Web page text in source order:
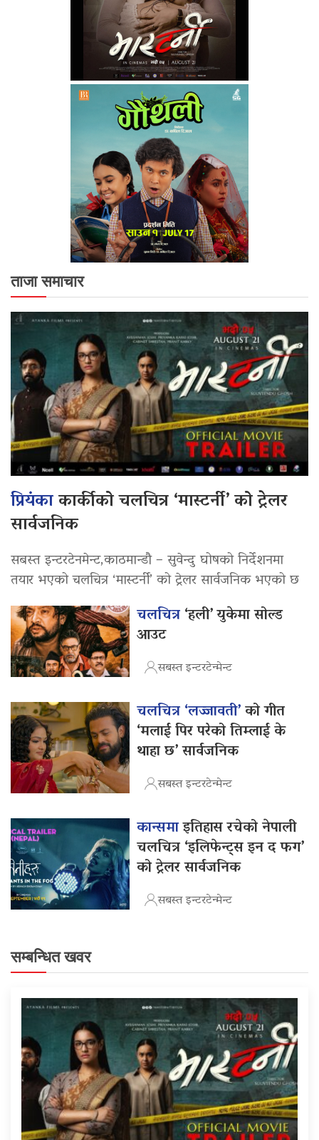
ताजा समाचार
प्रियंकाकार्कीको चलचित्र ‘मास्टर्नी’ को ट्रेलर
सार्वजनिक
सबस्त इन्टरटेनमेन्ट,काठमान्डौ – सुवेन्दु घोषको निर्देशनमा
तयार भएको चलचित्र ‘मास्टर्नी’ को ट्रेलर सार्वजनिक भएको छ
चलचित्र‘हली’ युकेमा सोल्ड
आउट
सबस्त इन्टरटेन्मेन्ट
चलचित्र ‘लज्जावती’को गीत
‘मलाई पिर परेको तिम्लाई के
थाहा छ’ सार्वजनिक
सबस्त इन्टरटेन्मेन्ट
कान्समाइतिहास रचेको नेपाली
चलचित्र ‘इलिफेन्ट्स इन द फग’
को ट्रेलर सार्वजनिक
सबस्त इन्टरटेन्मेन्ट
सम्बन्धित खवर